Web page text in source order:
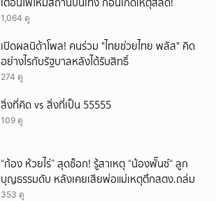
1,064 ดู
เปิดผลนิด้าโพล! คนร่วม "ไทยช่วยไทย พลัส" คิด
อย่างไรกับรัฐบาลหลังได้รับสิทธิ์
274 ดู
สิ่งที่คิด vs สิ่งที่เป็น 55555
109 ดู
“ก้อง ห้วยไร่” สุดช็อก! รู้สาเหตุ “น้องพั๊นซ์“ ลูก
บุญธรรมดับ หลังเคยเสียพ่อแม่เหตุตึกสตง.ถล่ม
353 ดู